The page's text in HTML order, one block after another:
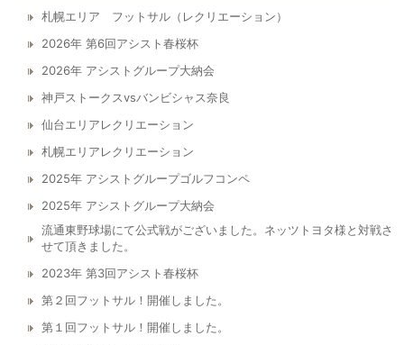
札幌エリア フットサル（レクリエーション）
2026年 第6回アシスト春桜杯
2026年 アシストグループ大納会
神戸ストークスvsバンビシャス奈良
仙台エリアレクリエーション
札幌エリアレクリエーション
2025年 アシストグループゴルフコンペ
2025年 アシストグループ大納会
流通東野球場にて公式戦がございました。ネッツトヨタ様と対戦さ
せて頂きました。
2023年 第3回アシスト春桜杯
第２回フットサル！開催しました。
第１回フットサル！開催しました。